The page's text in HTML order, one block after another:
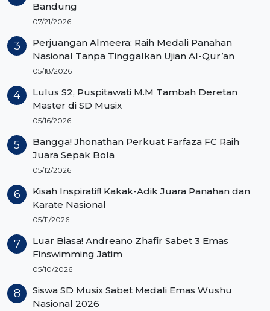
Bandung
07/21/2026
Perjuangan Almeera: Raih Medali Panahan
Nasional Tanpa Tinggalkan Ujian Al-Qur’an
05/18/2026
Lulus S2, Puspitawati M.M Tambah Deretan
Master di SD Musix
05/16/2026
Bangga! Jhonathan Perkuat Farfaza FC Raih
Juara Sepak Bola
05/12/2026
Kisah Inspiratif! Kakak-Adik Juara Panahan dan
Karate Nasional
05/11/2026
Luar Biasa! Andreano Zhafir Sabet 3 Emas
Finswimming Jatim
05/10/2026
Siswa SD Musix Sabet Medali Emas Wushu
Nasional 2026